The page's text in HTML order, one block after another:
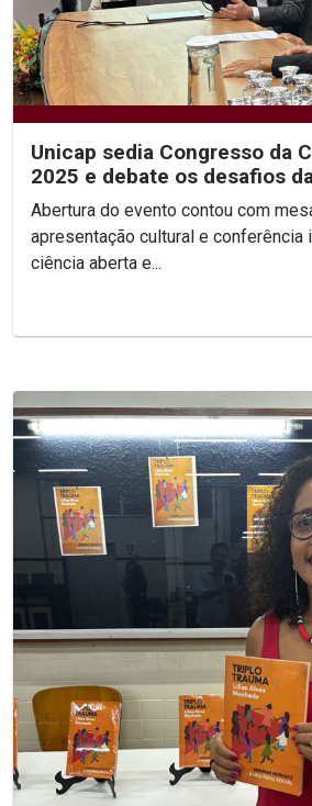
Unicap sedia Congresso da
2025 e debate os desafios
tempos de...
Abertura do evento contou com
apresentação cultural e conferência
ciência aberta e...